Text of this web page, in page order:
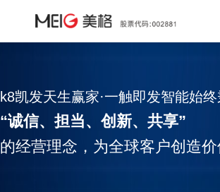
k8凯发天生赢家·一触即发智能始
“诚信、担当、创新、共享”
的经营理念，为全球客户创造